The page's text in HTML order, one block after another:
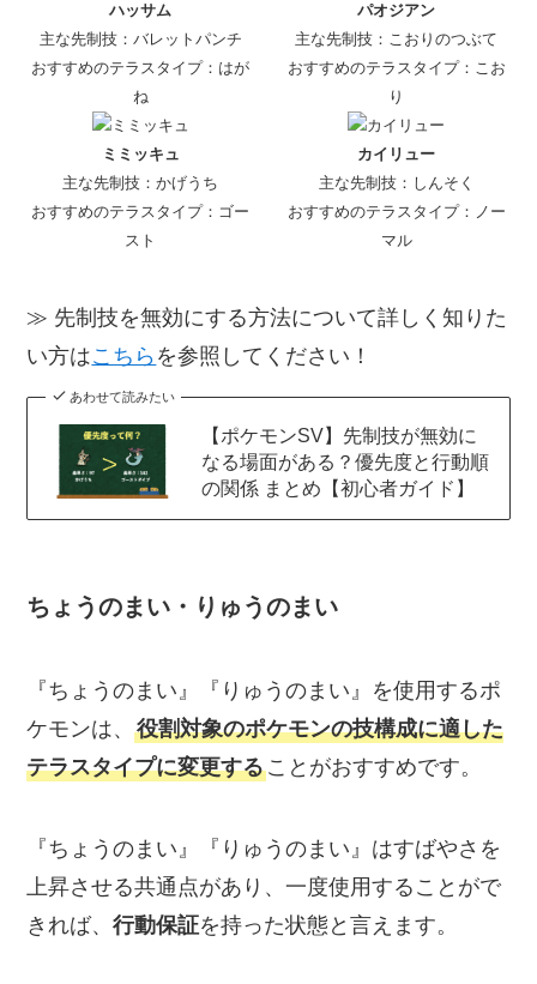
ハッサム
主な先制技：バレットパンチ
おすすめのテラスタイプ：はが
ね
パオジアン
主な先制技：こおりのつぶて
おすすめのテラスタイプ：こお
り
ミミッキュ
主な先制技：かげうち
おすすめのテラスタイプ：ゴー
スト
カイリュー
主な先制技：しんそく
おすすめのテラスタイプ：ノー
マル
≫ 先制技を無効にする方法について詳しく知りた
い方はこちら を参照してください！
あわせて読みたい
【ポケモンSV】先制技が無効に
なる場面がある？優先度と行動順
の関係 まとめ【初心者ガイド】
ちょうのまい・りゅうのまい
『ちょうのまい』『りゅうのまい』を使用するポ
ケモンは、役割対象のポケモンの技構成に適した
テラスタイプに変更することがおすすめです。
『ちょうのまい』『りゅうのまい』はすばやさを
上昇させる共通点があり、一度使用することがで
きれば、行動保証を持った状態と言えます。